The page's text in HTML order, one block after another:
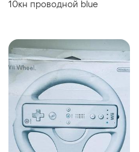
10кн проводной blue